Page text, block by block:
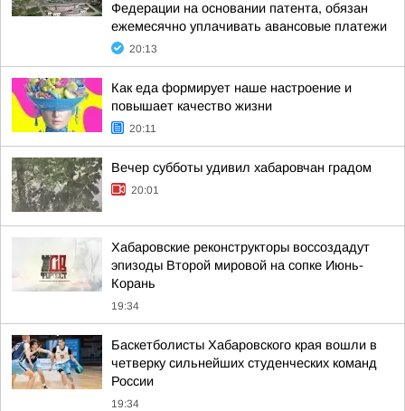
Федерации на основании патента, обязан
ежемесячно уплачивать авансовые платежи
20:13
Как еда формирует наше настроение и
повышает качество жизни
20:11
Вечер субботы удивил хабаровчан градом
20:01
Хабаровские реконструкторы воссоздадут
эпизоды Второй мировой на сопке Июнь-
Корань
19:34
Баскетболисты Хабаровского края вошли в
четверку сильнейших студенческих команд
России
19:34